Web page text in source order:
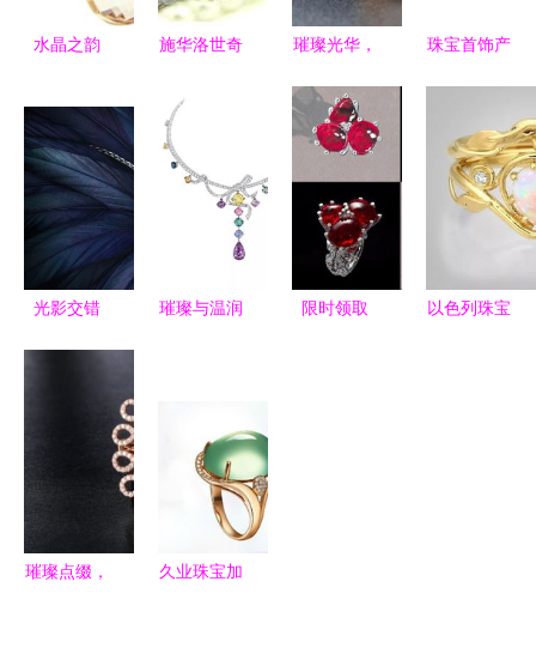
水晶之韵
坠0010的
时尚魅力
施华洛世奇
项链 点亮
情人节的湛
蓝心意
璀璨光华，
——中国珠
宝玉石首饰
行业协会引
领行业高质
量发展
珠宝首饰产
你的珠宝饰
品在视觉上
熠熠生辉
光影交错
璀璨与温润
限时领取
以色列珠宝
璀璨点缀，
久业珠宝加